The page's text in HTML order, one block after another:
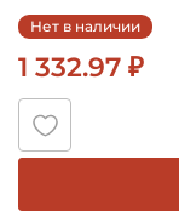
Нет в наличии
1 332.97 ₽